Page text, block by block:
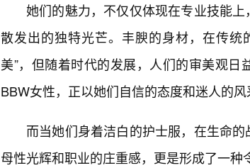
她们的魅力，不仅仅体现在专业技能
散发出的独特光芒。丰腴的身材，在传
美”，但随着时代的发展，人们的审美观
BBW女性，正以她们自信的态度和迷人的风
而当她们身着洁白的护士服，在生命
母性光辉和职业的庄重感，更是形成了一种